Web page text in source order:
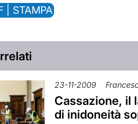
| STAMPA
23-11-2009
Cassazione, il
di inidoneità